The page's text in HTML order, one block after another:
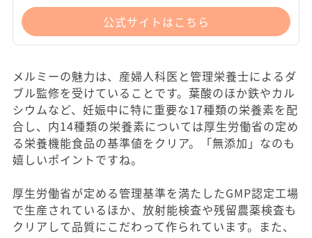
公式サイトはこちら
メルミーの魅力は、産婦人科医と管理栄養士によるダ
ブル監修を受けていることです。葉酸のほか鉄やカル
シウムなど、妊娠中に特に重要な17種類の栄養素を配
合し、内14種類の栄養素については厚生労働省の定め
る栄養機能食品の基準値をクリア。「無添加」なのも
嬉しいポイントですね。
厚生労働省が定める管理基準を満たしたGMP認定工場
で生産されているほか、放射能検査や残留農薬検査も
クリアして品質にこだわって作られています。また、